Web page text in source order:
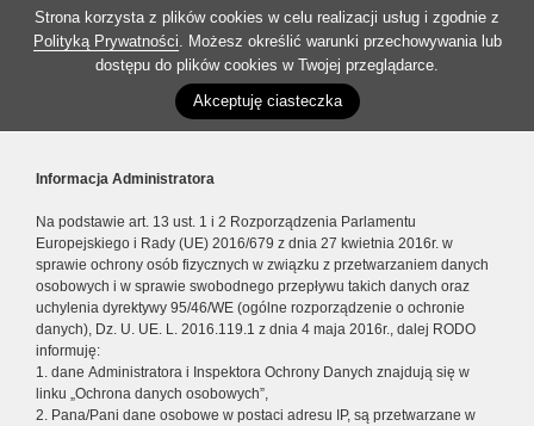
Strona korzysta z plików cookies w celu realizacji usług i zgodnie z
Polityką Prywatności. Możesz określić warunki przechowywania lub
dostępu do plików cookies w Twojej przeglądarce.
Akceptuję ciasteczka
Informacja Administratora
Na podstawie art. 13 ust. 1 i 2 Rozporządzenia Parlamentu
Europejskiego i Rady (UE) 2016/679 z dnia 27 kwietnia 2016r. w
sprawie ochrony osób fizycznych w związku z przetwarzaniem danych
osobowych i w sprawie swobodnego przepływu takich danych oraz
uchylenia dyrektywy 95/46/WE (ogólne rozporządzenie o ochronie
danych), Dz. U. UE. L. 2016.119.1 z dnia 4 maja 2016r., dalej RODO
informuję:
1. dane Administratora i Inspektora Ochrony Danych znajdują się w
linku „Ochrona danych osobowych”,
2. Pana/Pani dane osobowe w postaci adresu IP, są przetwarzane w